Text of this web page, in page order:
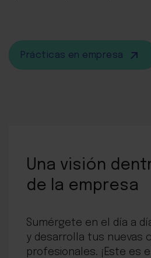
Prácticas en empresa
Una visión
de la empresa
Sumérgete en el día a
y desarrolla tus nuevas
profesionales. ¡Este es